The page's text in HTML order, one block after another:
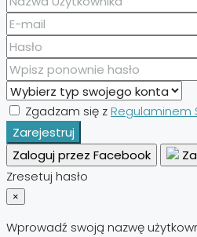
Zgadzam się zRegulaminem
Zarejestruj
Zaloguj przez Facebook
Zresetuj hasło
×
Wprowadź swoją nazwę